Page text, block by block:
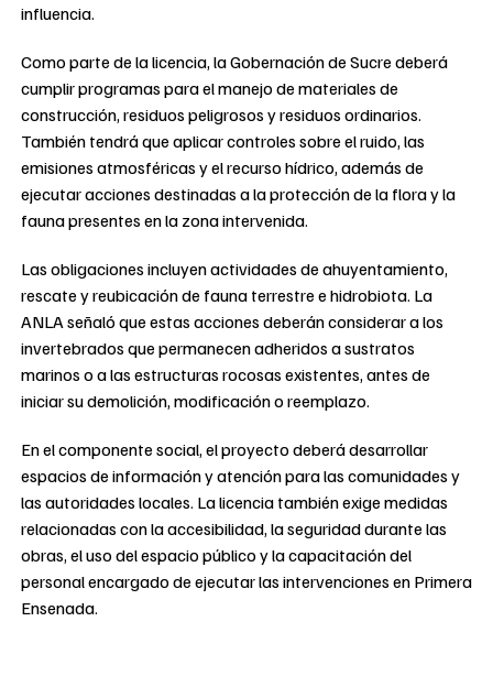
influencia.
Como parte de la licencia, la Gobernación de Sucre deberá
cumplir programas para el manejo de materiales de
construcción, residuos peligrosos y residuos ordinarios.
También tendrá que aplicar controles sobre el ruido, las
emisiones atmosféricas y el recurso hídrico, además de
ejecutar acciones destinadas a la protección de la flora y la
fauna presentes en la zona intervenida.
Las obligaciones incluyen actividades de ahuyentamiento,
rescate y reubicación de fauna terrestre e hidrobiota. La
ANLA señaló que estas acciones deberán considerar a los
invertebrados que permanecen adheridos a sustratos
marinos o a las estructuras rocosas existentes, antes de
iniciar su demolición, modificación o reemplazo.
En el componente social, el proyecto deberá desarrollar
espacios de información y atención para las comunidades y
las autoridades locales. La licencia también exige medidas
relacionadas con la accesibilidad, la seguridad durante las
obras, el uso del espacio público y la capacitación del
personal encargado de ejecutar las intervenciones en Primera
Ensenada.